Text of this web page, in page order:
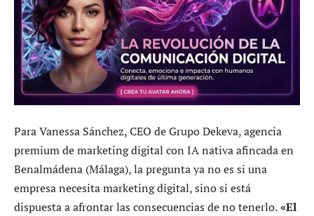
Para Vanessa Sánchez, CEO de Grupo Dekeva, agencia
premium de marketing digital con IA nativa afincada en
Benalmádena (Málaga), la pregunta ya no es si una
empresa necesita marketing digital, sino si está
dispuesta a afrontar las consecuencias de no tenerlo.«El